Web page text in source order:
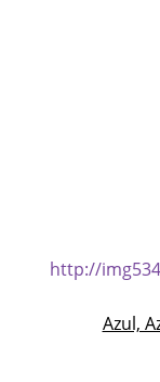
http://
Azul,